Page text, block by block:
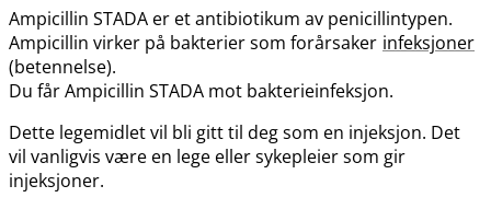
Ampicillin STADA er et antibiotikum av penicillintypen.
Ampicillin virker på bakterier som forårsaker infeksjoner
(betennelse).
Du får Ampicillin STADA mot bakterieinfeksjon.
Dette legemidlet vil bli gitt til deg som en injeksjon. Det
vil vanligvis være en lege eller sykepleier som gir
injeksjoner.